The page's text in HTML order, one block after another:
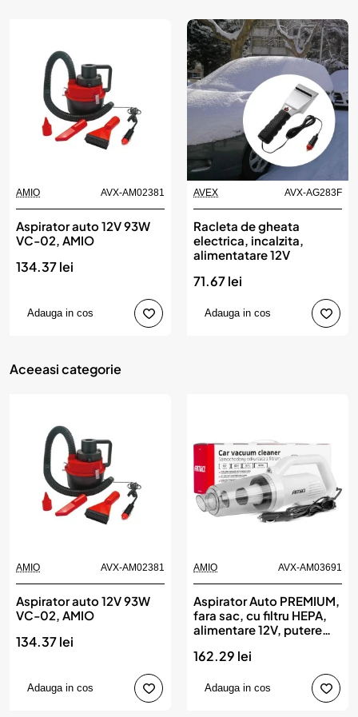
AMIO AVX-AM02381
Aspirator auto 12V 93W
VC-02, AMIO
134.37 lei
Adauga in cos
AVEX AVX-AG283F
Racleta de gheata
electrica, incalzita,
alimentatare 12V
71.67 lei
Adauga in cos
Aceeasi categorie
AMIO AVX-AM02381
Aspirator auto 12V 93W
VC-02, AMIO
134.37 lei
Adauga in cos
AMIO AVX-AM03691
Aspirator Auto PREMIUM,
fara sac, cu filtru HEPA,
alimentare 12V, putere
AMIO
162.29 lei
Adauga in cos